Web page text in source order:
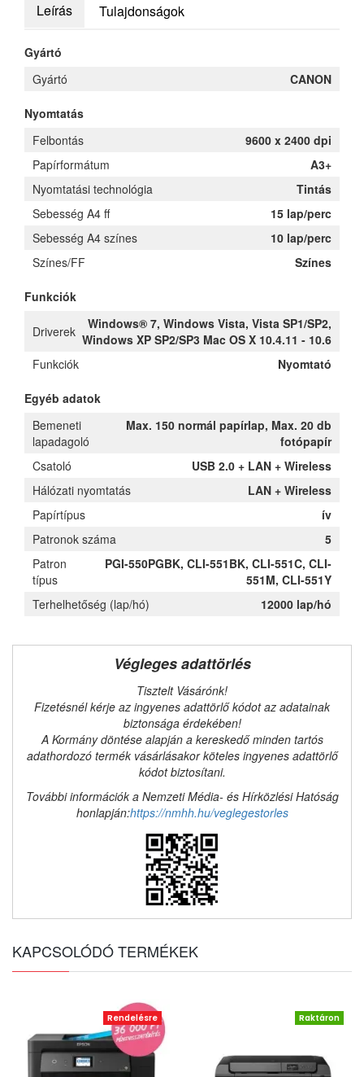
Leírás Tulajdonságok
Gyártó
Gyártó
CANON
Nyomtatás
Felbontás
9600 x 2400 dpi
Papírformátum
A3+
Nyomtatási technológia
Tintás
Sebesség A4 ff
15 lap/perc
Sebesség A4 színes
10 lap/perc
Színes/FF
Színes
Funkciók
Driverek
Windows® 7, Windows Vista, Vista SP1/SP2,
Windows XP SP2/SP3 Mac OS X 10.4.11 - 10.6
Funkciók
Nyomtató
Egyéb adatok
Bemeneti
lapadagoló
Max. 150 normál papírlap, Max. 20 db
fotópapír
Csatoló
USB 2.0 + LAN + Wireless
Hálózati nyomtatás
LAN + Wireless
Papírtípus
ív
Patronok száma
5
Patron
típus
PGI-550PGBK, CLI-551BK, CLI-551C, CLI-
551M, CLI-551Y
Terhelhetőség (lap/hó)
12000 lap/hó
Végleges adattörlés
Tisztelt Vásárónk!
Fizetésnél kérje az ingyenes adattörlő kódot az adatainak
biztonsága érdekében!
A Kormány döntése alapján a kereskedő minden tartós
adathordozó termék vásárlásakor köteles ingyenes adattörlő
kódot biztosítani.
További információk a Nemzeti Média- és Hírközlési Hatóság
honlapján:https://nmhh.hu/veglegestorles
KAPCSOLÓDÓ TERMÉKEK
Rendelésre Raktáron